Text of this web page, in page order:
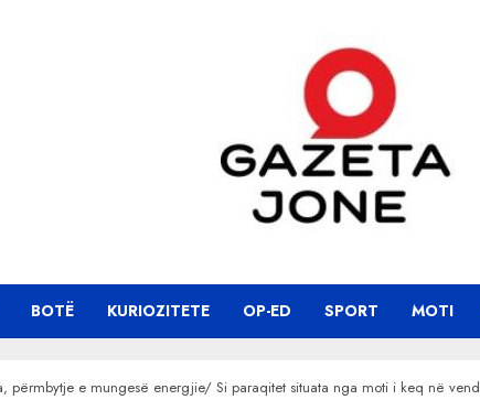
BOTË KURIOZITETE OP-ED SPORT MOTI
përmbytje e mungesë energjie/ Si paraqitet situata nga moti i keq në vend